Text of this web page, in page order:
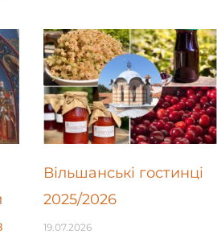
Вільшанські гостинці
2025/2026
19.07.2026